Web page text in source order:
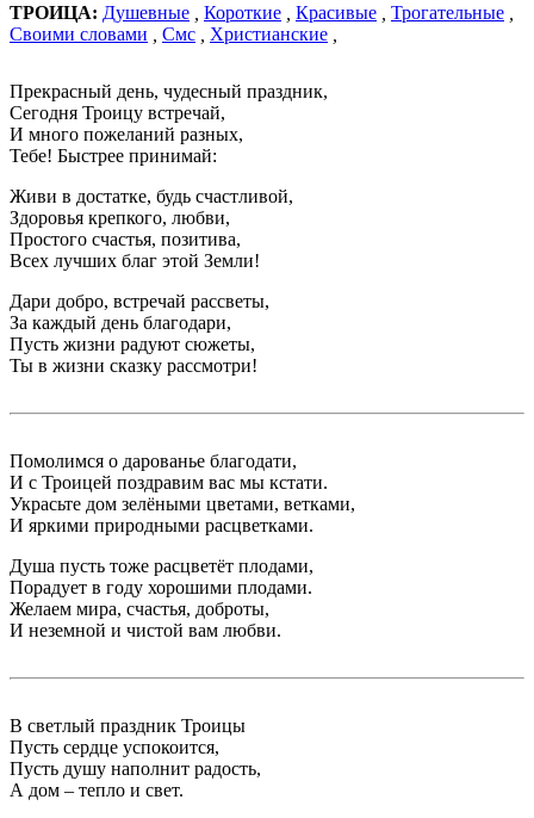
ТРОИЦА: Душевные Короткие Красивые Трогательные
Своими словами
Смс Христианские
Прекрасный день, чудесный праздник,
Сегодня Троицу встречай,
И много пожеланий разных,
Тебе! Быстрее принимай:
Живи в достатке, будь счастливой,
Здоровья крепкого, любви,
Простого счастья, позитива,
Всех лучших благ этой Земли!
Дари добро, встречай рассветы,
За каждый день благодари,
Пусть жизни радуют сюжеты,
Ты в жизни сказку рассмотри!
Помолимся о дарованье благодати,
И с Троицей поздравим вас мы кстати.
Украсьте дом зелёными цветами, ветками,
И яркими природными расцветками.
Душа пусть тоже расцветёт плодами,
Порадует в году хорошими плодами.
Желаем мира, счастья, доброты,
И неземной и чистой вам любви.
В светлый праздник Троицы
Пусть сердце успокоится,
Пусть душу наполнит радость,
А дом – тепло и свет.